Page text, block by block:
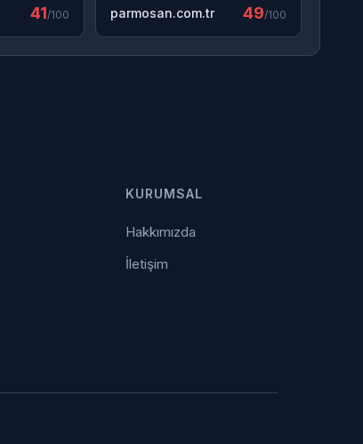
41/100 parmosan.com.tr 49/100
KURUMSAL
Hakkımızda
İletişim